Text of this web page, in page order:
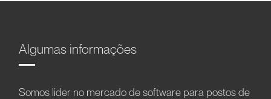
Algumas informações
Somos líder no mercado de software para postos de